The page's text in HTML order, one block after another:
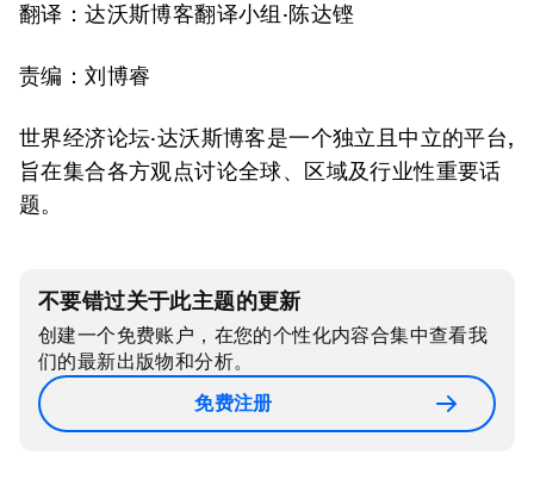
翻译：达沃斯博客翻译小组·陈达铿
责编：刘博睿
世界经济论坛·达沃斯博客是一个独立且中立的平台,
旨在集合各方观点讨论全球、区域及行业性重要话
题。
不要错过关于此主题的更新
创建一个免费账户，在您的个性化内容合集中查看我
们的最新出版物和分析。
免费注册